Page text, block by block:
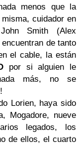
menos que la
cuidador en
Smith (Alex
de tanto
el cable, la están
por si alguien le
más, no se
Lorien, haya sido
Mogadore, nueve
legados, los
de ellos, el cuarto